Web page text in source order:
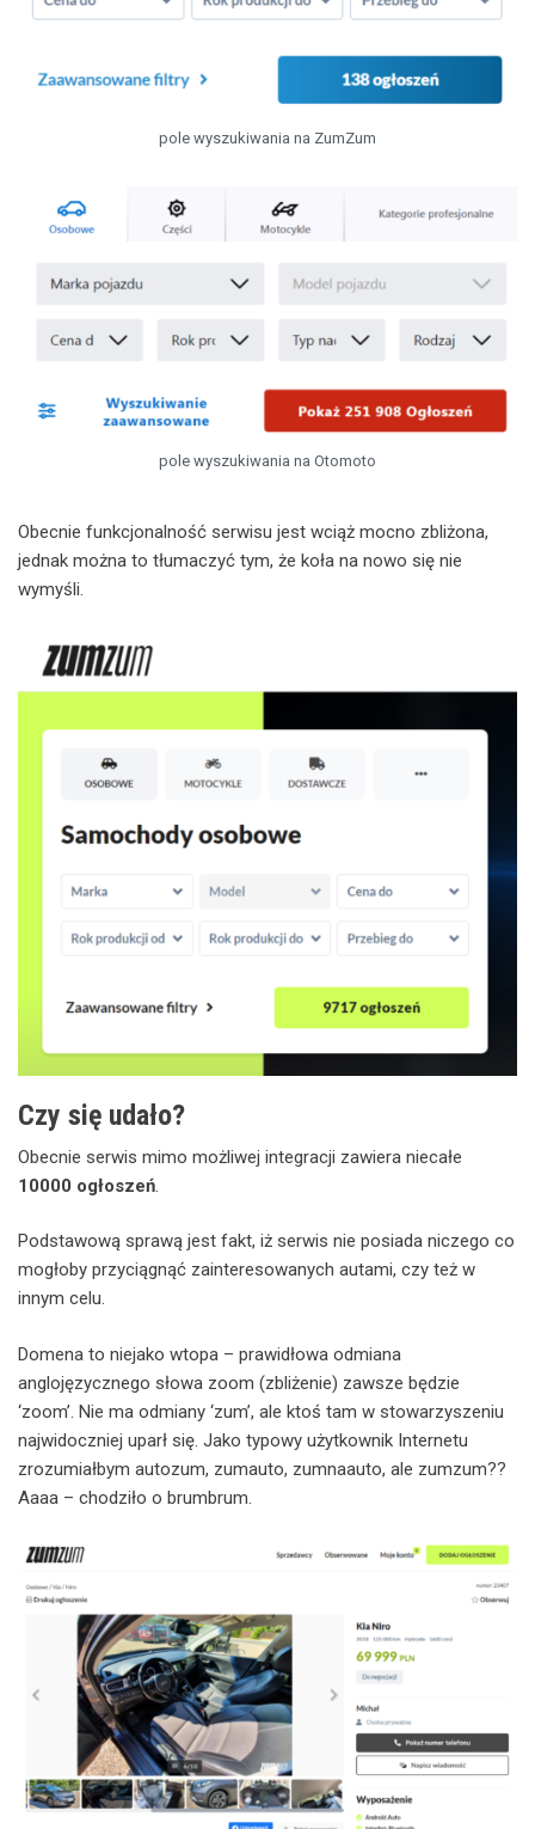
pole wyszukiwania na ZumZum
pole wyszukiwania na Otomoto
Obecnie funkcjonalność serwisu jest wciąż mocno zbliżona,
jednak można to tłumaczyć tym, że koła na nowo się nie
wymyśli.
Czy się udało?
Obecnie serwis mimo możliwej integracji zawiera niecałe
10000 ogłoszeń.
Podstawową sprawą jest fakt, iż serwis nie posiada niczego co
mogłoby przyciągnąć zainteresowanych autami, czy też w
innym celu.
Domena to niejako wtopa – prawidłowa odmiana
anglojęzycznego słowa zoom (zbliżenie) zawsze będzie
‘zoom’. Nie ma odmiany ‘zum’, ale ktoś tam w stowarzyszeniu
najwidoczniej uparł się. Jako typowy użytkownik Internetu
zrozumiałbym autozum, zumauto, zumnaauto, ale zumzum??
Aaaa – chodziło o brumbrum.